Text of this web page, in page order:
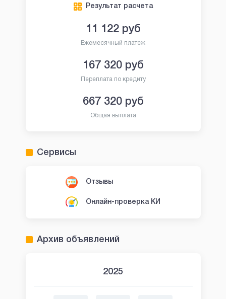
Результат расчета
11 122руб
Ежемесячный платеж
167 320руб
Переплата по кредиту
667 320руб
Общая выплата
Сервисы
Отзывы
Онлайн-проверка КИ
Архив объявлений
2025